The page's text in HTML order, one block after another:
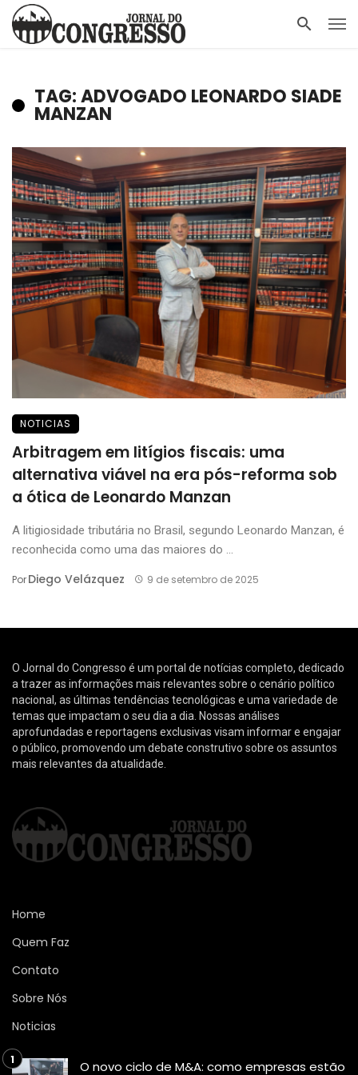
TAG: ADVOGADO LEONARDO SIADE
MANZAN
NOTICIAS
Arbitragem em litígios fiscais: uma
alternativa viável na era pós-reforma sob
a ótica de Leonardo Manzan
A litigiosidade tributária no Brasil, segundo Leonardo Manzan, é
reconhecida como uma das maiores do ...
PorDiego Velázquez 9 de setembro de 2025
O Jornal do Congresso é um portal de notícias completo, dedicado
a trazer as informações mais relevantes sobre o cenário político
nacional, as últimas tendências tecnológicas e uma variedade de
temas que impactam o seu dia a dia. Nossas análises
aprofundadas e reportagens exclusivas visam informar e engajar
o público, promovendo um debate construtivo sobre os assuntos
mais relevantes da atualidade.
Home
Quem Faz
Contato
Sobre Nós
Noticias
O novo ciclo de M&A: como empresas estão